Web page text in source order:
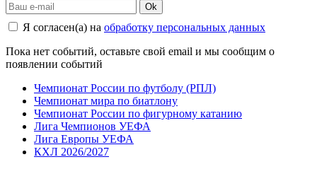
Ok
Я согласен(а) на обработку персональных данных
Пока нет событий, оставьте свой email и мы сообщим о
появлении событий
Чемпионат России по футболу (РПЛ)
Чемпионат мира по биатлону
Чемпионат России по фигурному катанию
Лига Чемпионов УЕФА
Лига Европы УЕФА
КХЛ 2026/2027